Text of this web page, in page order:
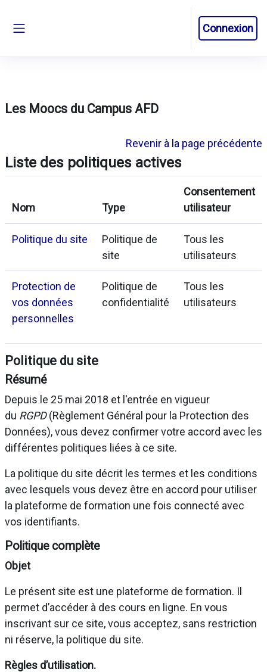
Connexion
Les Moocs du Campus AFD
Revenir à la page précédente
Liste des politiques actives
Nom Type
Consentement
utilisateur
Politique du site
Politique de
site
Tous les
utilisateurs
Protection de
vos données
personnelles
Politique de
confidentialité
Tous les
utilisateurs
Politique du site
Résumé
Depuis le 25 mai 2018 et l'entrée en vigueur
du RGPD(Règlement Général pour la Protection des
Données), vous devez confirmer votre accord avec les
différentes politiques liées à ce site.
La politique du site décrit les termes et les conditions
avec lesquels vous devez être en accord pour utiliser
la plateforme de formation une fois connecté avec
vos identifiants.
Politique complète
Objet
Le présent site est une plateforme de formation. Il
permet d’accéder à des cours en ligne. En vous
inscrivant sur ce site, vous acceptez, sans restriction
ni réserve, la politique du site.
Règles d’utilisation.